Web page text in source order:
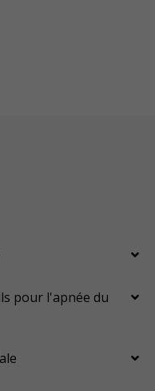
pour l'apnée du